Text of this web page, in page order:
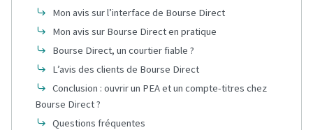
Mon avis sur l’interface de Bourse Direct
Mon avis sur Bourse Direct en pratique
Bourse Direct, un courtier fiable ?
L’avis des clients de Bourse Direct
Conclusion : ouvrir un PEA et un compte-titres chez
Bourse Direct ?
Questions fréquentes